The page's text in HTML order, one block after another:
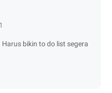
bikin to do list segera